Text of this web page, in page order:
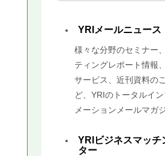
YRIメールニュース
様々な分野のセミナー
ティングレポート情報
サービス、近刊資料の
ど、YRIのトータルイン
メーションメールマガジ
YRIビジネスマッチ
ター